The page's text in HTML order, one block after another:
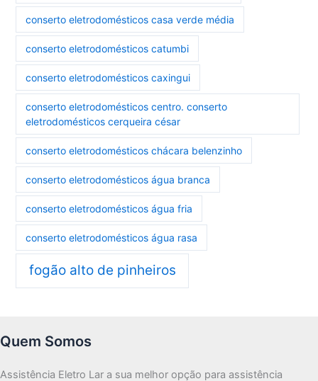
conserto eletrodomésticos casa verde média
conserto eletrodomésticos catumbi
conserto eletrodomésticos caxingui
conserto eletrodomésticos centro. conserto
eletrodomésticos cerqueira césar
conserto eletrodomésticos chácara belenzinho
conserto eletrodomésticos água branca
conserto eletrodomésticos água fria
conserto eletrodomésticos água rasa
fogão alto de pinheiros
Quem Somos
Assistência Eletro Lar a sua melhor opção para assistência